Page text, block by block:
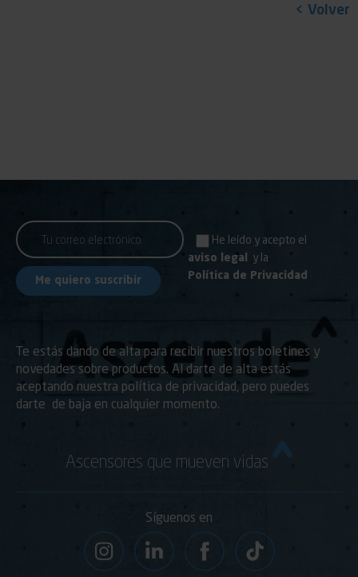
< Volver
He leído y acepto el
aviso legal
y la
Política de Privacidad
Te estás dando de alta para recibir nuestros boletines y
novedades sobre productos. Al darte de alta estás
aceptando nuestra política de privacidad, pero puedes
darte de baja en cualquier momento.
Ascensores que mueven vidas
Síguenos en